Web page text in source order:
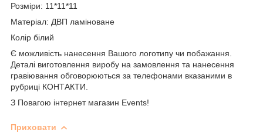
Розміри: 11*11*11
Матеріал: ДВП ламіноване
Колір білий
Є можливість нанесення Вашого логотипу чи побажання.
Деталі виготовлення виробу на замовлення та нанесення
гравіювання обговорюються за телефонами вказаними в
рубриці КОНТАКТИ.
З Повагою інтернет магазин Events!
Приховати